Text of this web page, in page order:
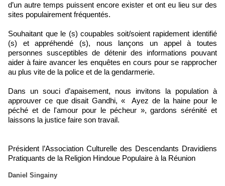
d’un autre temps puissent encore exister et ont eu lieu sur des
sites populairement fréquentés.
Souhaitant que le (s) coupables soit/soient rapidement identifié
(s) et appréhendé (s), nous lançons un appel à toutes
personnes susceptibles de détenir des informations pouvant
aider à faire avancer les enquêtes en cours pour se rapprocher
au plus vite de la police et de la gendarmerie.
Dans un souci d’apaisement, nous invitons la population à
approuver ce que disait Gandhi, « Ayez de la haine pour le
péché et de l'amour pour le pécheur », gardons sérénité et
laissons la justice faire son travail.
Président l’Association Culturelle des Descendants Dravidiens
Pratiquants de la Religion Hindoue Populaire à la Réunion
Daniel Singainy